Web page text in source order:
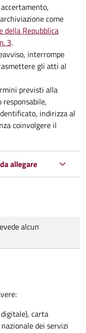
come
della Repubblica
3.
interrompe
gli atti al
previsti alla
indirizza al
coinvolgere il
allegare
alcun
carta
dei servizi